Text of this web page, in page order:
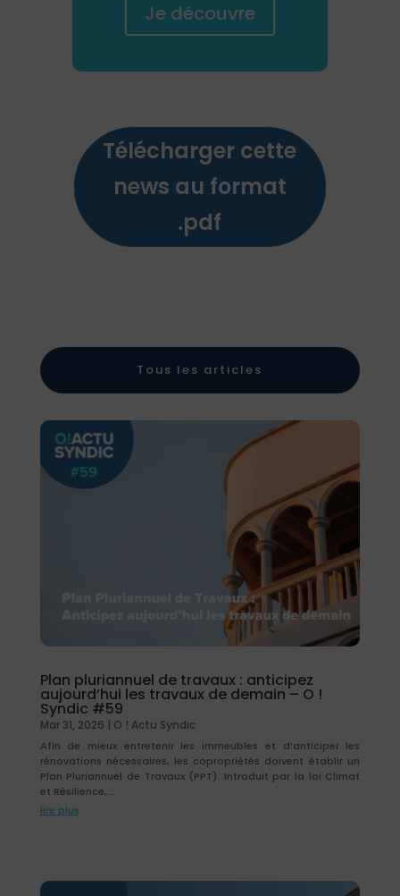
Je découvre
Télécharger cette
news au format
.pdf
Tous les articles
Plan pluriannuel de travaux : anticipez
aujourd’hui les travaux de demain – O !
Syndic #59
Mar 31, 2026 | O ! Actu Syndic
Afin de mieux entretenir les immeubles et d’anticiper les
rénovations nécessaires, les copropriétés doivent établir un
Plan Pluriannuel de Travaux (PPT). Introduit par la loi Climat
et Résilience,...
lire plus